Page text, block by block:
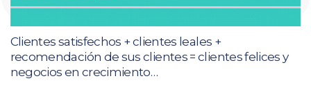
Clientes satisfechos + clientes leales +
recomendación de sus clientes = clientes felices y
negocios en crecimiento…